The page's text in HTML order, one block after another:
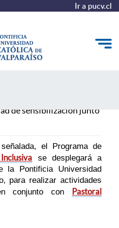
Ir a pucv.cl
lugar
de sensibilización junto
el Programa de
se desplegará a
la Pontificia Universidad
para realizar actividades
conjunto con Pastoral